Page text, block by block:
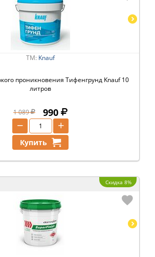
ТМ: Knauf
проникновения Тифенгрунд Knauf 10
литров
1 089 990
+
−
Купить
Скидка 8%